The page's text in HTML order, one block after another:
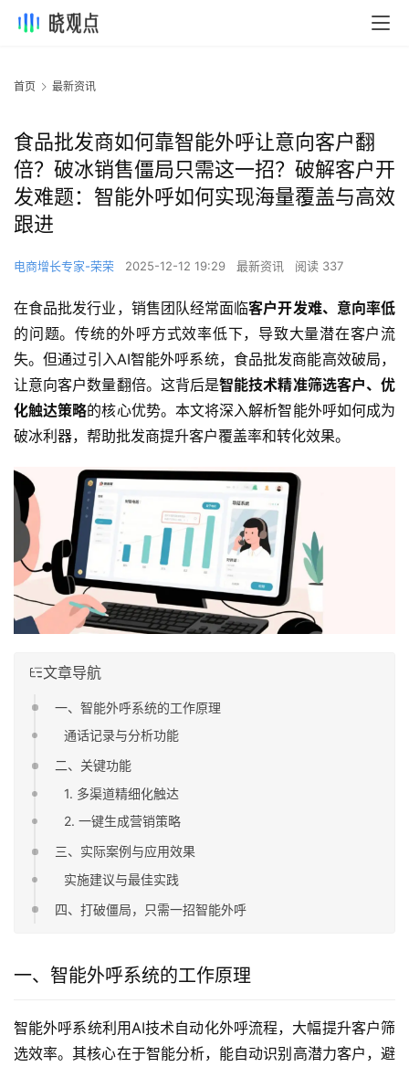
首页 最新资讯
食品批发商如何靠智能外呼让意向客户翻
倍？破冰销售僵局只需这一招？破解客户开
发难题：智能外呼如何实现海量覆盖与高效
跟进
电商增长专家-荣荣 2025-12-12 19:29 最新资讯 阅读 337
在食品批发行业，销售团队经常面临客户开发难、意向率低
的问题。传统的外呼方式效率低下，导致大量潜在客户流
失。但通过引入AI智能外呼系统，食品批发商能高效破局，
让意向客户数量翻倍。这背后是智能技术精准筛选客户、优
化触达策略的核心优势。本文将深入解析智能外呼如何成为
破冰利器，帮助批发商提升客户覆盖率和转化效果。
文章导航
一、智能外呼系统的工作原理
通话记录与分析功能
二、关键功能
1. 多渠道精细化触达
2. 一键生成营销策略
三、实际案例与应用效果
实施建议与最佳实践
四、打破僵局，只需一招智能外呼
一、智能外呼系统的工作原理
智能外呼系统利用AI技术自动化外呼流程，大幅提升客户筛
选效率。其核心在于智能分析，能自动识别高潜力客户，避